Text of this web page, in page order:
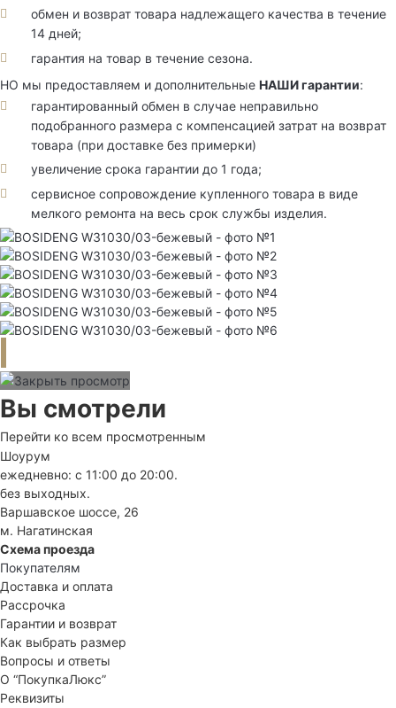
обмен и возврат товара надлежащего качества в течение
14 дней;
гарантия на товар в течение сезона.
НО мы предоставляем и дополнительные НАШИ гарантии:
гарантированный обмен в случае неправильно
подобранного размера с компенсацией затрат на возврат
товара (при доставке без примерки)
увеличение срока гарантии до 1 года;
сервисное сопровождение купленного товара в виде
мелкого ремонта на весь срок службы изделия.
Вы смотрели
Перейти ко всем просмотренным
Шоурум
ежедневно: с 11:00 до 20:00.
без выходных.
Варшавское шоссе, 26
м. Нагатинская
Схема проезда
Покупателям
Доставка и оплата
Рассрочка
Гарантии и возврат
Как выбрать размер
Вопросы и ответы
О “ПокупкаЛюкс”
Реквизиты